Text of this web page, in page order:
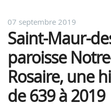
07 septembre 2019
Saint-Maur-
paroisse
Rosaire, une
de 639 à 2019